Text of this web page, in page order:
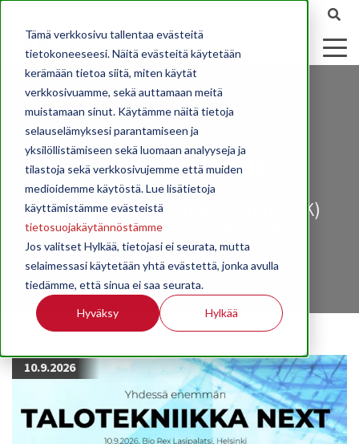
Tämä verkkosivu tallentaa evästeitä
tietokoneeseesi. Näitä evästeitä käytetään
kerämään tietoa siitä, miten käytät
verkkosivuamme, sekä auttamaan meitä
muistamaan sinut. Käytämme näitä tietoja
selauselämyksesi parantamiseen ja
yksilöllistämiseen sekä luomaan analyyseja ja
tilastoja sekä verkkosivujemme että muiden
medioidemme käytöstä. Lue lisätietoja
käyttämistämme evästeistä
tietosuojakäytännöstämme
Jos valitset Hylkää, tietojasi ei seurata, mutta
selaimessasi käytetään yhtä evästettä, jonka avulla
tiedämme, että sinua ei saa seurata.
Hyväksy Hylkää
Tapahtumat
Sähköteknisen Kaupan Liiton (STK)
ajankohtaisia
10.9.2026